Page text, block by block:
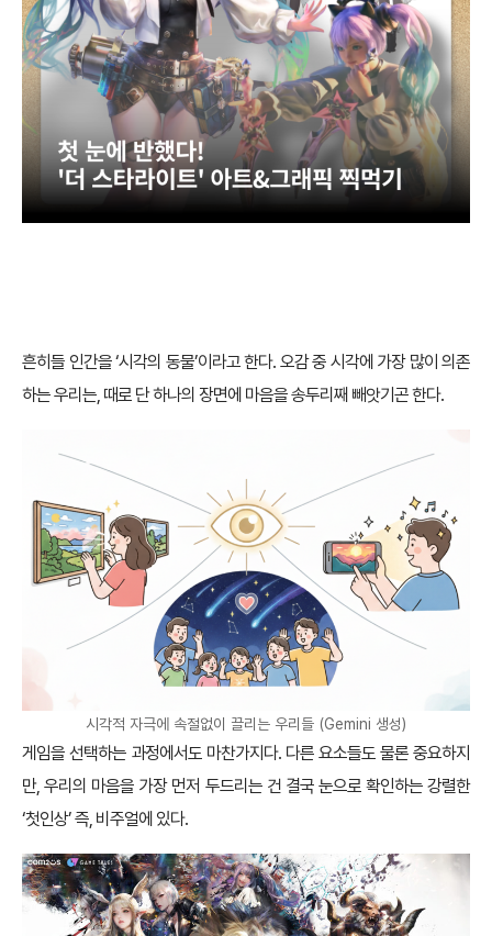
흔히들 인간을 ‘시각의 동물’이라고 한다. 오감 중 시각에 가장 많이 의존
하는 우리는, 때로 단 하나의 장면에 마음을 송두리째 빼앗기곤 한다.
시각적 자극에 속절없이 끌리는 우리들 (Gemini 생성)
게임을 선택하는 과정에서도 마찬가지다. 다른 요소들도 물론 중요하지
만, 우리의 마음을 가장 먼저 두드리는 건 결국 눈으로 확인하는 강렬한
‘첫인상’ 즉, 비주얼에 있다.